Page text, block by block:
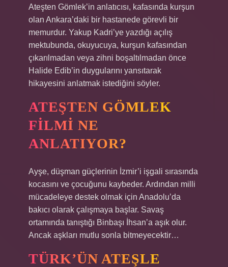
Ateşten Gömlek’in anlatıcısı, kafasında kurşun
olan Ankara’daki bir hastanede görevli bir
memurdur. Yakup Kadri’ye yazdığı açılış
mektubunda, okuyucuya, kurşun kafasından
çıkarılmadan veya zihni boşaltılmadan önce
Halide Edib’in duygularını yansıtarak
hikayesini anlatmak istediğini söyler.
ATEŞTEN GÖMLEK
FILMI NE
ANLATIYOR?
Ayşe, düşman güçlerinin İzmir’i işgali sırasında
kocasını ve çocuğunu kaybeder. Ardından milli
mücadeleye destek olmak için Anadolu’da
bakıcı olarak çalışmaya başlar. Savaş
ortamında tanıştığı Binbaşı İhsan’a aşık olur.
Ancak aşkları mutlu sonla bitmeyecektir…
TÜRK’ÜN ATEŞLE